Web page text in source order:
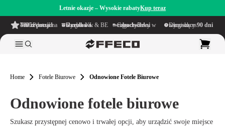
Letnie okazje – Wysokie rabatyKup teraz
4.6/5
z ponad 500 recenzji
na TrustPilot Darmowa wysyłka
w obrębie NL & BE Czas dostawy w ciągu
1–5 dni roboczych Długi okres namysłu wynoszący90 dni
Home Fotele Biurowe Odnowione Fotele Biurowe
Odnowione fotele biurowe
Szukasz przystępnej cenowo i trwałej opcji, aby urządzić swoje miejsce